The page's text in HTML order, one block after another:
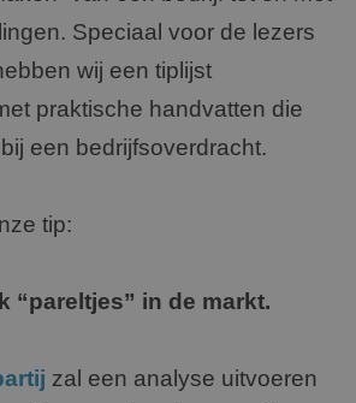
Speciaal voor de lezers
wij een tiplijst
praktische handvatten die
een bedrijfsoverdracht.
tip:
“pareltjes” in de markt.
zal een analyse uitvoeren